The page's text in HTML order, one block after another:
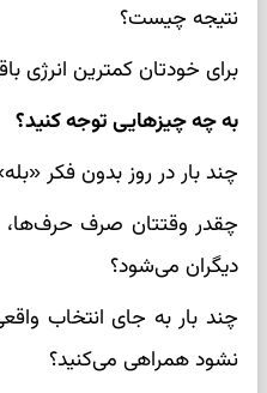
نتیجه چیست؟
برای خودتان کمترین انرژی
به چه چیزهایی توجه کنید؟
چند بار در روز بدون فکر
چقدر وقتتان صرف حرف‌ها،
دیگران می‌شود؟
چند بار به جای انتخاب
نشود همراهی می‌کنید؟